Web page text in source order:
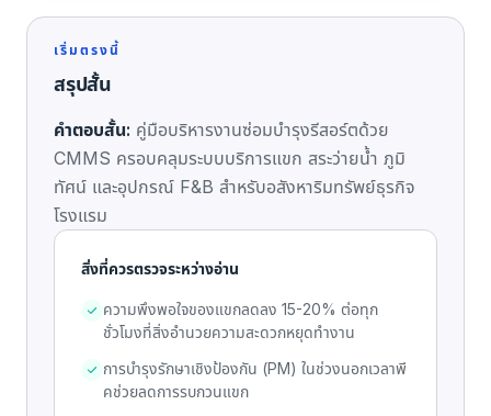
เริ่มตรงนี้
สรุปสั้น
คำตอบสั้น: คู่มือบริหารงานซ่อมบำรุงรีสอร์ตด้วย
CMMS ครอบคลุมระบบบริการแขก สระว่ายน้ำ ภูมิ
ทัศน์ และอุปกรณ์ F&B สำหรับอสังหาริมทรัพย์ธุรกิจ
โรงแรม
สิ่งที่ควรตรวจระหว่างอ่าน
ความพึงพอใจของแขกลดลง 15-20% ต่อทุก
ชั่วโมงที่สิ่งอำนวยความสะดวกหยุดทำงาน
การบำรุงรักษาเชิงป้องกัน (PM) ในช่วงนอกเวลาพี
คช่วยลดการรบกวนแขก